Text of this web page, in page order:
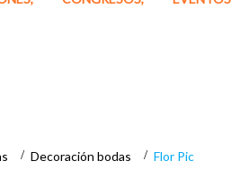
> Decoración bodas > Flor Pic